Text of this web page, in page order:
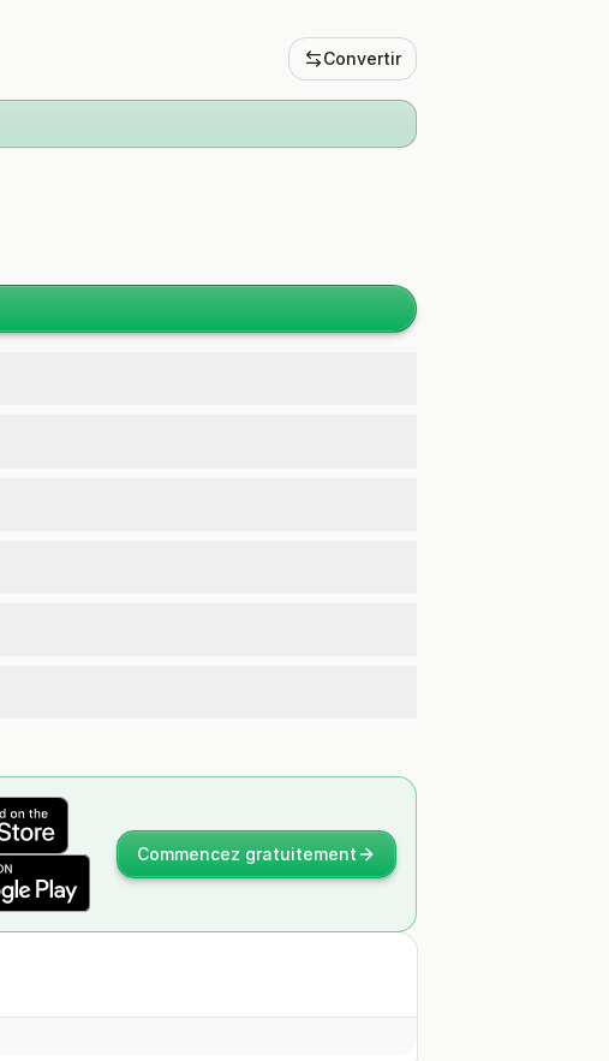
Convertir
Commencez gratuitement